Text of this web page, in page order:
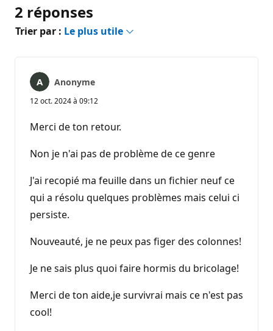
2 réponses
Trier par : Le plus utile
Anonyme
12 oct. 2024 à 09:12
Merci de ton retour.
Non je n'ai pas de problème de ce genre
J'ai recopié ma feuille dans un fichier neuf ce
qui a résolu quelques problèmes mais celui ci
persiste.
Nouveauté, je ne peux pas figer des colonnes!
Je ne sais plus quoi faire hormis du bricolage!
Merci de ton aide,je survivrai mais ce n'est pas
cool!